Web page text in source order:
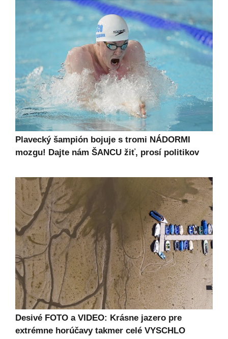
Plavecký šampión bojuje s tromi NÁDORMI
mozgu! Dajte nám ŠANCU žiť, prosí politikov
Desivé FOTO a VIDEO: Krásne jazero pre
extrémne horúčavy takmer celé VYSCHLO